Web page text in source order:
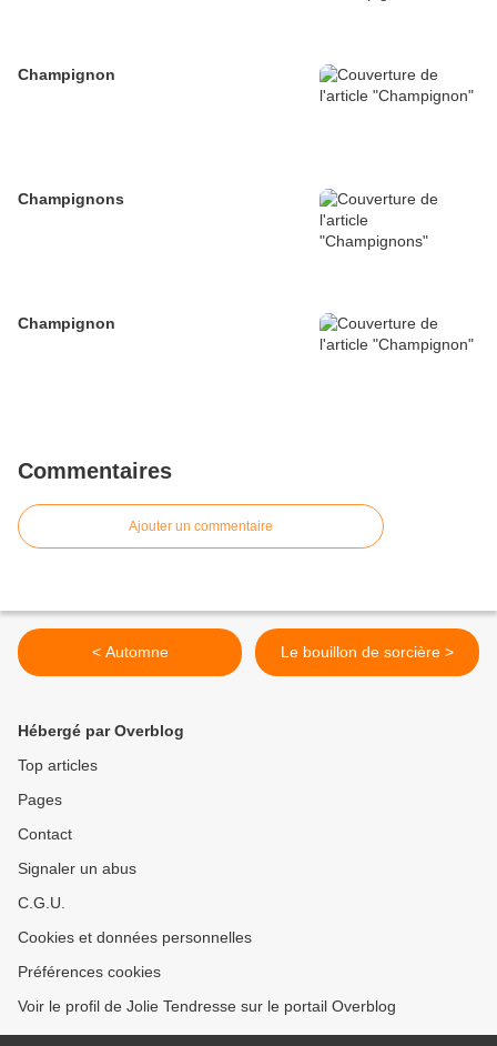
Champignon
Champignons
Champignon
Commentaires
Ajouter un commentaire
< Automne Le bouillon de sorcière >
Hébergé par Overblog
Top articles
Pages
Contact
Signaler un abus
C.G.U.
Cookies et données personnelles
Préférences cookies
Voir le profil de Jolie Tendresse sur le portail Overblog